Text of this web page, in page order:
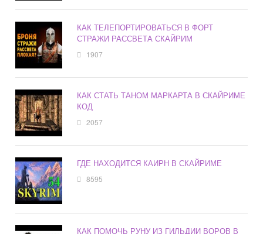
КАК ТЕЛЕПОРТИРОВАТЬСЯ В ФОРТ
СТРАЖИ РАССВЕТА СКАЙРИМ
1907
КАК СТАТЬ ТАНОМ МАРКАРТА В СКАЙРИМЕ
КОД
2057
ГДЕ НАХОДИТСЯ КАИРН В СКАЙРИМЕ
8595
КАК ПОМОЧЬ РУНУ ИЗ ГИЛЬДИИ ВОРОВ В